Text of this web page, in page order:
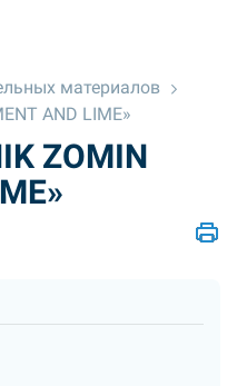
материалов
AND LIME»
ZOMIN